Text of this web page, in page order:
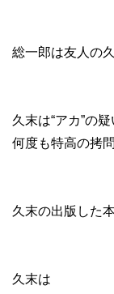
総一郎は友人の
久末は“アカ”の
何度も特高の拷
久末の出版した
久末は